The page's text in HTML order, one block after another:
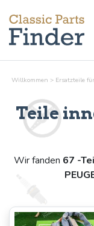
Willkommen > Ersatzteile
Teile
Wir fanden 67 -